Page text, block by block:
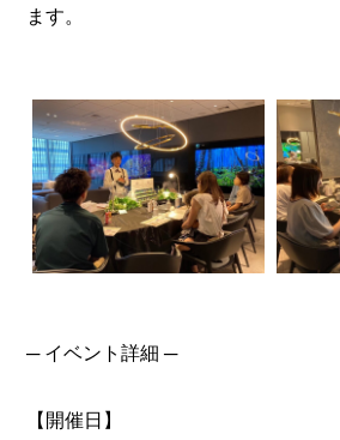
ます。​
​─ イベント詳細 ─
【開催日】